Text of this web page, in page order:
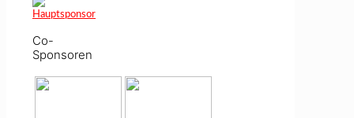
Co-
Sponsoren